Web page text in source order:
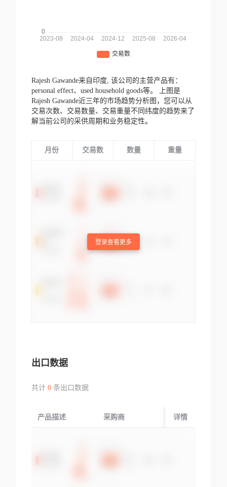
Rajesh Gawande来自印度, 该公司的主营产品有：
personal effect、used household goods等。
上图是
Rajesh Gawande近三年的市场趋势分析图，您可以从
交易次数、交易数量、交易重量不同纬度的趋势来了
解当前公司的采供周期和业务稳定性。
月份 交易数 数量 重量
登录查看更多
出口数据
共计 0条出口数据
产品描述 采购商 起运国/地区
详情